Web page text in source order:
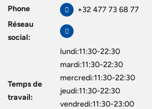
Phone
+32 477 73 68 77
Réseau
social:
Temps de
travail:
lundi:11:30-22:30
mardi:11:30-22:30
mercredi:11:30-22:30
jeudi:11:30-22:30
vendredi:11:30-23:00